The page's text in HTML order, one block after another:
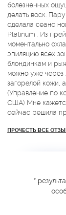
болезненных
делать воск.
сделала сеанс
Platinum . Из
моментально
эпиляцию всех
блондинкам и
можно уже через
загорелой кожи,
(Управление по
США) Мне
сейчас решила
ПРОЧЕСТЬ ВСЕ
*